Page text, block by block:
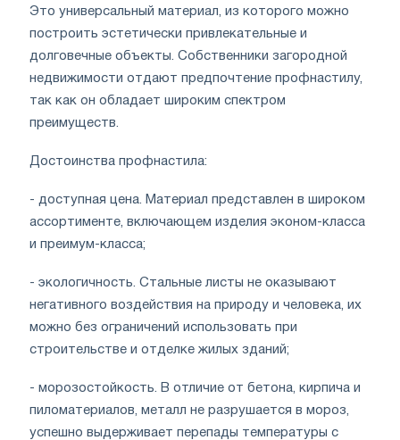
Это универсальный материал, из которого можно
построить эстетически привлекательные и
долговечные объекты. Собственники загородной
недвижимости отдают предпочтение профнастилу,
так как он обладает широким спектром
преимуществ.
Достоинства профнастила:
- доступная цена. Материал представлен в широком
ассортименте, включающем изделия эконом-класса
и преимум-класса;
- экологичность. Стальные листы не оказывают
негативного воздействия на природу и человека, их
можно без ограничений использовать при
строительстве и отделке жилых зданий;
- морозостойкость. В отличие от бетона, кирпича и
пиломатериалов, металл не разрушается в мороз,
успешно выдерживает перепады температуры с